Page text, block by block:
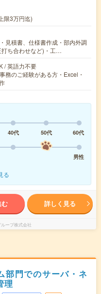
限3万円迄)
見積書、仕様書作成・部内外調
ち合わせなど)・工…
/ 英語力不要
務のご経験がある方・Excel・
40代 50代
60代
男性
る
む 詳しく見る
ープ株式会社
部門でのサーバ・ネ
理